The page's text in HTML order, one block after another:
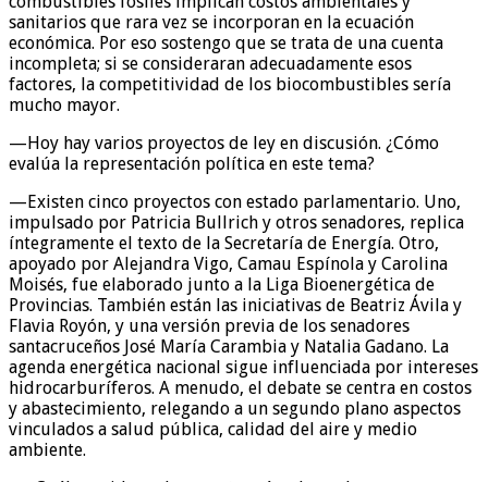
sanitarios que rara vez se incorporan en la ecuación
económica. Por eso sostengo que se trata de una cuenta
incompleta; si se consideraran adecuadamente esos
factores, la competitividad de los biocombustibles sería
mucho mayor.
—Hoy hay varios proyectos de ley en discusión. ¿Cómo
evalúa la representación política en este tema?
—Existen cinco proyectos con estado parlamentario. Uno,
impulsado por Patricia Bullrich y otros senadores, replica
íntegramente el texto de la Secretaría de Energía. Otro,
apoyado por Alejandra Vigo, Camau Espínola y Carolina
Moisés, fue elaborado junto a la Liga Bioenergética de
Provincias. También están las iniciativas de Beatriz Ávila y
Flavia Royón, y una versión previa de los senadores
santacruceños José María Carambia y Natalia Gadano. La
agenda energética nacional sigue influenciada por intereses
hidrocarburíferos. A menudo, el debate se centra en costos
y abastecimiento, relegando a un segundo plano aspectos
vinculados a salud pública, calidad del aire y medio
ambiente.